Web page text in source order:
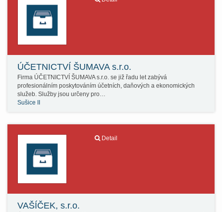
ÚČETNICTVÍ ŠUMAVA s.r.o.
Firma ÚČETNICTVÍ ŠUMAVA s.r.o. se již řadu let zabývá
profesionálním poskytováním účetních, daňových a ekonomických
služeb. Služby jsou určeny pro…
Sušice II
Detail
VAŠÍČEK, s.r.o.